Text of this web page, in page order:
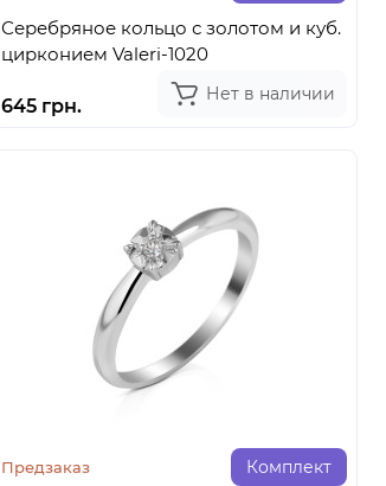
Серебряное кольцо с золотом и куб.
цирконием Valeri-1020
645 грн.
Нет в наличии
Комплект
Предзаказ